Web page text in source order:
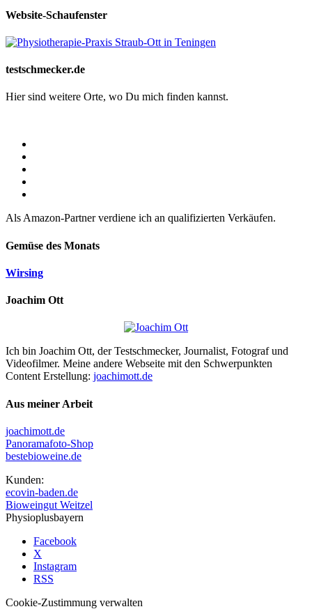
Website-Schaufenster
testschmecker.de
Hier sind weitere Orte, wo Du mich finden kannst.
Als Amazon-Partner verdiene ich an qualifizierten Verkäufen.
Gemüse des Monats
Wirsing
Joachim Ott
Ich bin Joachim Ott, der Testschmecker, Journalist, Fotograf und
Videofilmer. Meine andere Webseite mit den Schwerpunkten
Content Erstellung: joachimott.de
Aus meiner Arbeit
joachimott.de
Panoramafoto-Shop
bestebioweine.de
Kunden:
ecovin-baden.de
Bioweingut Weitzel
Physioplusbayern
Facebook
X
Instagram
RSS
Cookie-Zustimmung verwalten